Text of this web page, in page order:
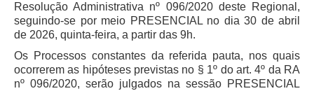
Resolução Administrativa nº 096/2020 deste Regional,
seguindo-se por meio PRESENCIAL no dia 30 de abril
de 2026, quinta-feira, a partir das 9h.
Os Processos constantes da referida pauta, nos quais
ocorrerem as hipóteses previstas no § 1º do art. 4º da RA
nº 096/2020, serão julgados na sessão PRESENCIAL